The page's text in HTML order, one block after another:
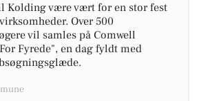
Kolding være vært for en stor fest
Over 500
vil samles på Comwell
Fyrede", en dag fyldt med